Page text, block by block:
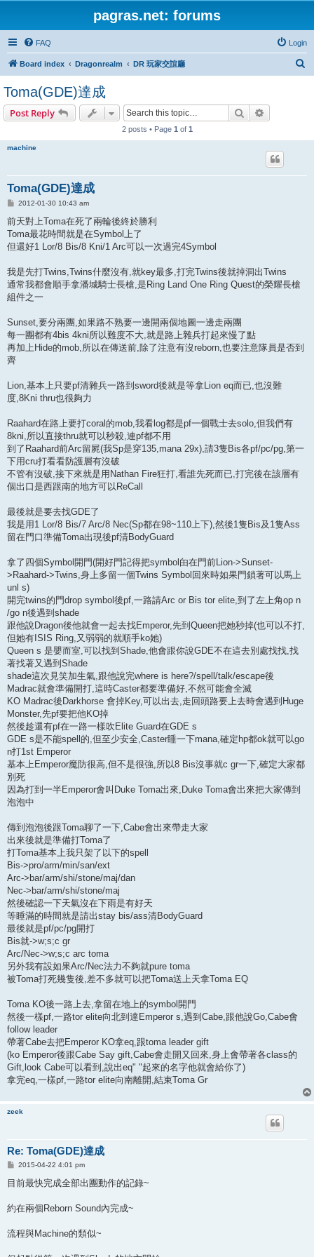
pagras.net: forums
FAQ Login
Board index Dragonrealm DR 玩家交誼廳
Toma(GDE)達成
Post Reply Search
2 posts • Page 1 of 1
machine
Toma(GDE)達成
P
s
t
2012-01-30 10:43 am
前天對上Toma在死了兩輪後終於勝利
Toma最花時間就是在Symbol上了
但還好1 Lor/8 Bis/8 Kni/1 Arc可以一次過完4Symbol
我是先打Twins,Twins什麼沒有,就key最多,打完Twins後就掉洞出Twins
通常我都會順手拿潘城騎士長槍,是Ring Land One Ring Quest的榮耀長槍
組件之一
Sunset,要分兩團,如果路不熟要一邊開兩個地圖一邊走兩團
每一團都有4bis 4kni所以難度不大,就是路上雜兵打起來慢了點
再加上Hide的mob,所以在傳送前,除了注意有沒reborn,也要注意隊員是否到
齊
Lion,基本上只要pf清雜兵一路到sword後就是等拿Lion eq而已,也沒難
度,8Kni thru也很夠力
Raahard在路上要打coral的mob,我看log都是pf一個戰士去solo,但我們有
8kni,所以直接thru就可以秒殺,連pf都不用
到了Raahard前Arc留屍(我Sp是穿135,mana 29x),請3隻Bis各pf/pc/pg,第一
下用cru打看看防護層有沒破
不管有沒破,接下來就是用Nathan Fire狂打,看誰先死而已,打完後在該層有
個出口是西跟南的地方可以ReCall
最後就是要去找GDE了
我是用1 Lor/8 Bis/7 Arc/8 Nec(Sp都在98~110上下),然後1隻Bis及1隻Ass
留在門口準備Toma出現後pf清BodyGuard
拿了四個Symbol開門(開好門記得把symbol甶在門前Lion->Sunset-
>Raahard->Twins,身上多留一個Twins Symbol回來時如果門鎖著可以馬上
unl s)
開完twins的門drop symbol後pf,一路請Arc or Bis tor elite,到了左上角op n
/go n後遇到shade
跟他說Dragon後他就會一起去找Emperor,先到Queen把她秒掉(也可以不打,
但她有ISIS Ring,又弱弱的就順手ko她)
Queen s 是嬰而室,可以找到Shade,他會跟你說GDE不在這去別處找找,找
著找著又遇到Shade
shade這次見笑加生氣,跟他說完where is here?/spell/talk/escape後
Madrac就會準備開打,這時Caster都要準備好,不然可能會全滅
KO Madrac後Darkhorse 會掉Key,可以出去,走回頭路要上去時會遇到Huge
Monster,先pf要把他KO掉
然後趁還有pf在一路一樣吹Elite Guard在GDE s
GDE s是不能spell的,但至少安全,Caster睡一下mana,確定hp都ok就可以go
n打1st Emperor
基本上Emperor魔防很高,但不是很強,所以8 Bis沒事就c gr一下,確定大家都
別死
因為打到一半Emperor會叫Duke Toma出來,Duke Toma會出來把大家傳到
泡泡中
傳到泡泡後跟Toma聊了一下,Cabe會出來帶走大家
出來後就是準備打Toma了
打Toma基本上我只架了以下的spell
Bis->pro/arm/min/san/ext
Arc->bar/arm/shi/stone/maj/dan
Nec->bar/arm/shi/stone/maj
然後確認一下天氣沒在下雨是有好天
等睡滿的時間就是請出stay bis/ass清BodyGuard
最後就是pf/pc/pg開打
Bis就->w;s;c gr
Arc/Nec->w;s;c arc toma
另外我有設如果Arc/Nec法力不夠就pure toma
被Toma打死幾隻後,差不多就可以把Toma送上天拿Toma EQ
Toma KO後一路上去,拿留在地上的symbol開門
然後一樣pf,一路tor elite向北到達Emperor s,遇到Cabe,跟他說Go,Cabe會
follow leader
帶著Cabe去把Emperor KO拿eq,跟toma leader gift
(ko Emperor後跟Cabe Say gift,Cabe會走開又回來,身上會帶著各class的
Gift,look Cabe可以看到,說出eq" "起來的名字他就會給你了)
拿完eq,一樣pf,一路tor elite向南離開,結束Toma Gr
zeek
Re: Toma(GDE)達成
P
s
t
2015-04-22 4:01 pm
目前最快完成全部出團動作的記錄~
約在兩個Reborn Sound內完成~
流程與Machine的類似~